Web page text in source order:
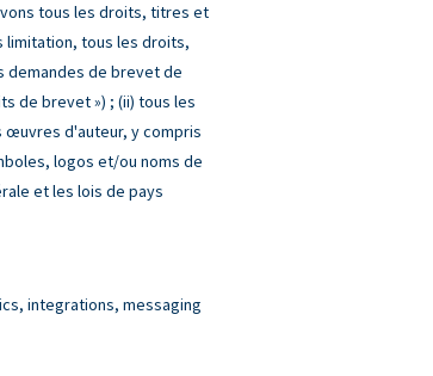
tous les droits, titres et
limitation, tous les droits,
demandes de brevet de
de brevet ») ; (ii) tous les
œuvres d'auteur, y compris
logos et/ou noms de
et les lois de pays
integrations, messaging